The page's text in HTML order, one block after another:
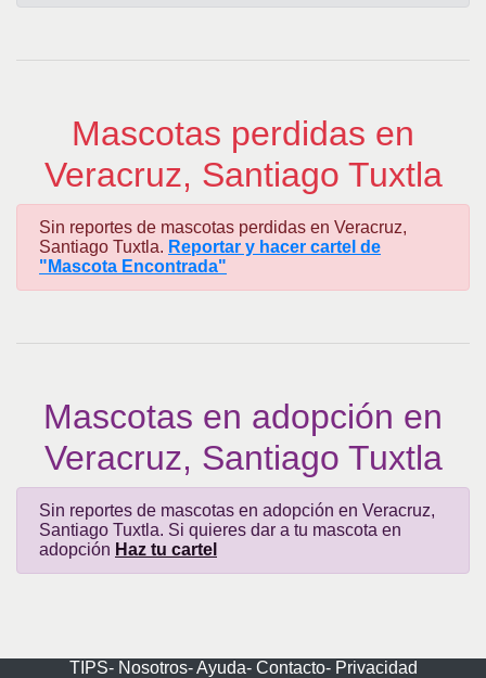
Mascotas perdidas en
Veracruz, Santiago Tuxtla
Sin reportes de mascotas perdidas en Veracruz,
Santiago Tuxtla. Reportar y hacer cartel de
"Mascota Encontrada"
Mascotas en adopción en
Veracruz, Santiago Tuxtla
Sin reportes de mascotas en adopción en Veracruz,
Santiago Tuxtla. Si quieres dar a tu mascota en
adopción Haz tu cartel
TIPS- Nosotros-Ayuda- Contacto- Privacidad